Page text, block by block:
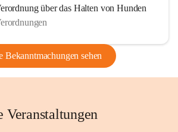
über das Halten von Hunden
Bekanntmachungen sehen
Veranstaltungen